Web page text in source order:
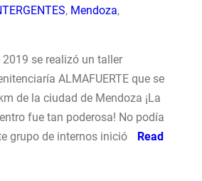
, Mendoza,
2019 se realizó un taller
ALMAFUERTE que se
de la ciudad de Mendoza ¡La
fue tan poderosa! No podía
grupo de internos inició
Read